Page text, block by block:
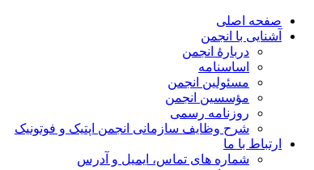
صفحه اصلی
آشنایی با انجمن
دربارۀ انجمن
اساسنامه
مسئولین انجمن
مؤسسین انجمن
روزنامه رسمی
شرح وظایف سازمانی انجمن اپتیک و فوتونیک
ارتباط با ما
شماره های تماس، ایمیل و آدرس